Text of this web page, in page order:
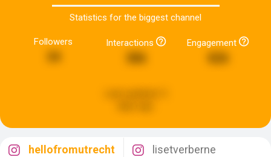
Statistics for the biggest channel
Followers Interactions
386
Engagement
826
hellofromutrecht
lisetverberne